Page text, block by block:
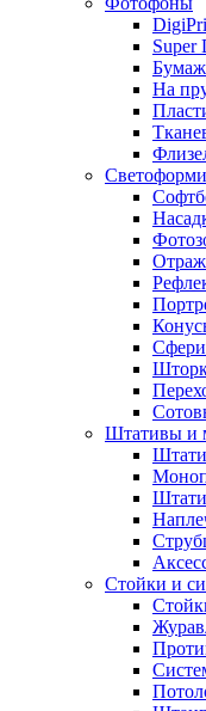
Super
На
Штативы и
Стойки и